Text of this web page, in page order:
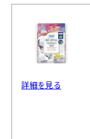
詳細を見る